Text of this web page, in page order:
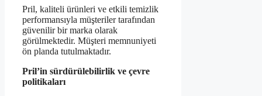
Pril, kaliteli ürünleri ve etkili temizlik
performansıyla müşteriler tarafından
güvenilir bir marka olarak
görülmektedir. Müşteri memnuniyeti
ön planda tutulmaktadır.
Pril’in sürdürülebilirlik ve çevre
politikaları